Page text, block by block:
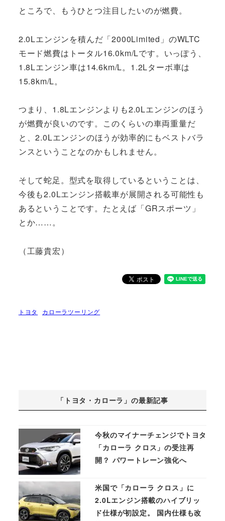
ところで、もうひとつ注目したいのが燃費。
2.0Lエンジンを積んだ「2000Limited」のWLTC
モード燃費はトータル16.0km/Lです。いっぽう、
1.8Lエンジン車は14.6km/L。1.2Lターボ車は
15.8km/L。
つまり、1.8Lエンジンよりも2.0Lエンジンのほう
が燃費が良いのです。このくらいの車両重量だ
と、2.0Lエンジンのほうが効率的にもベストバラ
ンスということなのかもしれません。
そして蛇足。型式を取得しているということは、
今後も2.0Lエンジン搭載車が展開される可能性も
あるということです。たとえば「GRスポーツ」
とか……。
（工藤貴宏）
トヨタ カローラツーリング
「トヨタ・カローラ」の最新記事
今秋のマイナーチェンジでトヨタ
「カローラ クロス」の受注再
開？ パワートレーン強化へ
米国で「カローラ クロス」に
2.0Lエンジン搭載のハイブリッ
ド仕様が初設定。 国内仕様も改